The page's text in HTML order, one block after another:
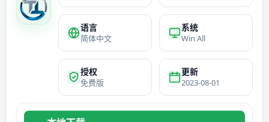
语言
简体中文
系统
Win All
授权
免费版
更新
2023-08-01